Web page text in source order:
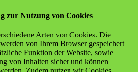
zur Nutzung von Cookies
Arten von Cookies. Die
von Ihrem Browser gespeichert
Funktion der Website, sowie
von Inhalten sicher und können
Zudem nutzen wir Cookies